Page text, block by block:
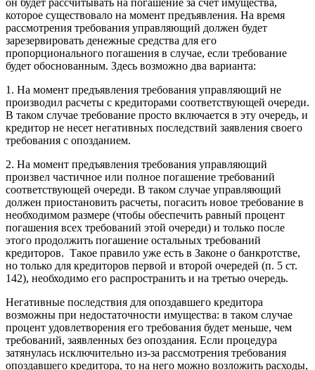
он будет рассчитывать на погашение за счет имущества,
которое существовало на момент предъявления. На время
рассмотрения требования управляющий должен будет
зарезервировать денежные средства для его
пропорционального погашения в случае, если требование
будет обоснованным. Здесь возможно два варианта:
1. На момент предъявления требования управляющий не
производил расчеты с кредиторами соответствующей очереди.
В таком случае требование просто включается в эту очередь, и
кредитор не несет негативных последствий заявления своего
требования с опозданием.
2. На момент предъявления требования управляющий
произвел частичное или полное погашение требований
соответствующей очереди. В таком случае управляющий
должен приостановить расчеты, погасить новое требование в
необходимом размере (чтобы обеспечить равный процент
погашения всех требований этой очереди) и только после
этого продолжить погашение остальных требований
кредиторов. Такое правило уже есть в Законе о банкротстве,
но только для кредиторов первой и второй очередей (п. 5 ст.
142), необходимо его распространить и на третью очередь.
Негативные последствия для опоздавшего кредитора
возможны при недостаточности имущества: в таком случае
процент удовлетворения его требования будет меньше, чем
требований, заявленных без опоздания. Если процедура
затянулась исключительно из-за рассмотрения требования
опоздавшего кредитора, то на него можно возложить расходы,